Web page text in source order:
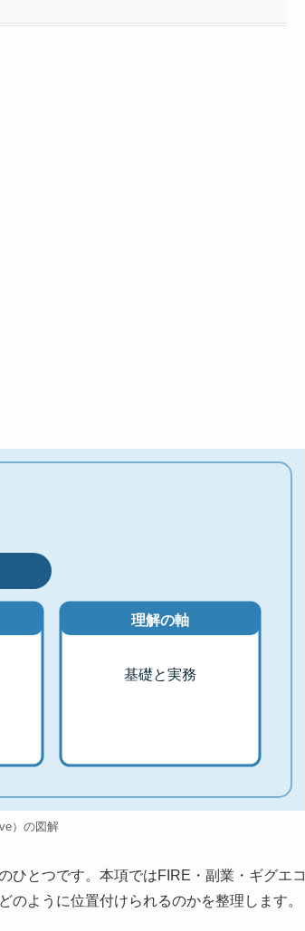
理解の軸
基礎と実務
）の図解
ひとつです。本項ではFIRE・副業・ギグエコ
のように位置付けられるのかを整理します。